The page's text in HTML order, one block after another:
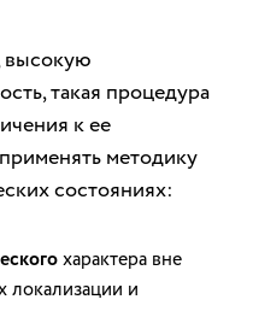
высокую
такая процедура
к ее
методику
состояниях:
характера вне
локализации и